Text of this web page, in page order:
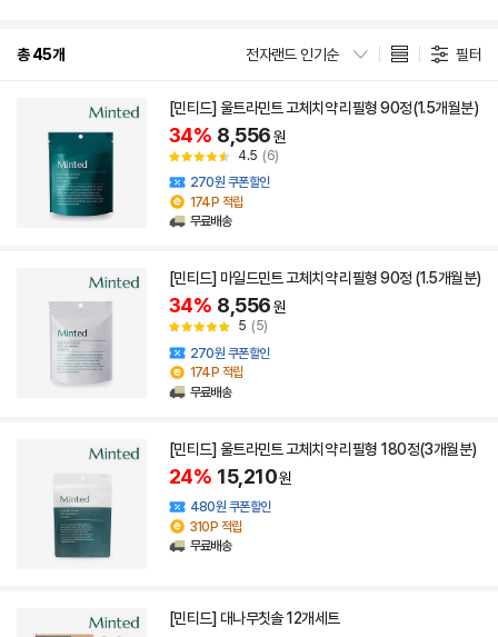
총 45개 전자랜드 인기순 필터
[민티드] 울트라민트 고체치약 리필형 90정(1.5개월분)
34% 8,556원
4.5 (6)
270원 쿠폰할인
174P 적립
무료배송
[민티드] 마일드민트 고체치약 리필형 90정 (1.5개월분)
34% 8,556원
5 (5)
270원 쿠폰할인
174P 적립
무료배송
[민티드] 울트라민트 고체치약 리필형 180정(3개월분)
24% 15,210원
480원 쿠폰할인
310P 적립
무료배송
[민티드] 대나무칫솔 12개세트